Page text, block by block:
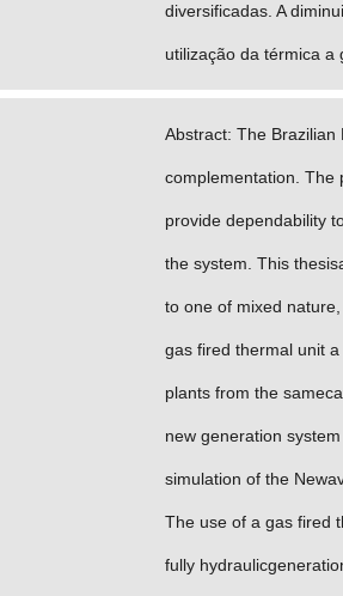
diversificadas. A
utilização da térmica a
Abstract: The
complementation. The
provide dependability
the system. This
to one of mixed
gas fired thermal unit
plants from the
new generation
simulation of the
The use of a gas fired
fully